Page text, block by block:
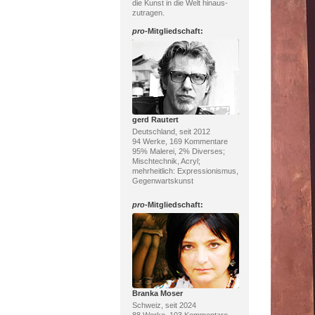
die Kunst in die Welt hinaus-
zutragen.
pro-Mitgliedschaft:
gerd Rautert
Deutschland, seit 2012
94 Werke, 169 Kommentare
95% Malerei, 2% Diverses;
Mischtechnik, Acryl;
mehrheitlich: Expressionismus,
Gegenwartskunst
pro-Mitgliedschaft:
Branka Moser
Schweiz, seit 2024